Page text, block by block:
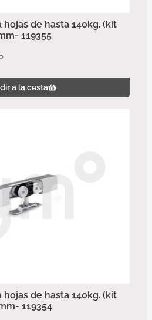
hojas de hasta 140kg. (kit
119355
a la cesta
hojas de hasta 140kg. (kit
119354